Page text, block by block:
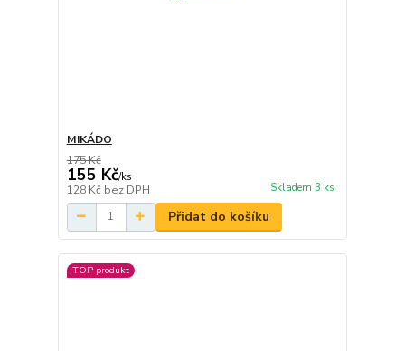
MIKÁDO
175 Kč
155 Kč/ks
128 Kč bez DPH Skladem 3 ks
Přidat do košíku
TOP produkt